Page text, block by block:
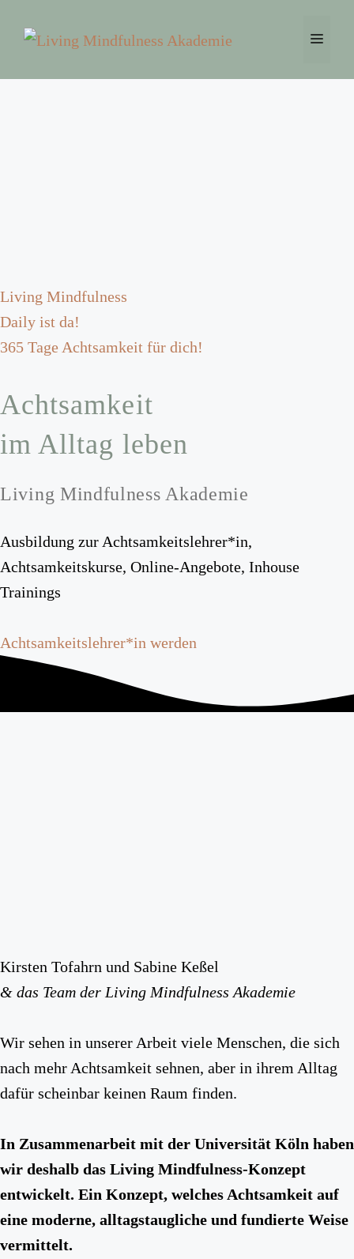
Inhalt
Menü
Living Mindfulness
Daily ist da!
365 Tage Achtsamkeit für dich!
Achtsamkeit
im Alltag leben
Living Mindfulness Akademie
Ausbildung zur Achtsamkeitslehrer*in,
Achtsamkeitskurse, Online-Angebote, Inhouse
Trainings
Achtsamkeitslehrer*in werden
Kirsten Tofahrn und Sabine Keßel
& das Team der Living Mindfulness Akademie
Wir sehen in unserer Arbeit viele Menschen, die sich
nach mehr Achtsamkeit sehnen, aber in ihrem Alltag
dafür scheinbar keinen Raum finden.
In Zusammenarbeit mit der Universität Köln haben
wir deshalb das Living Mindfulness-Konzept
entwickelt. Ein Konzept, welches Achtsamkeit auf
eine moderne, alltagstaugliche und fundierte Weise
vermittelt.